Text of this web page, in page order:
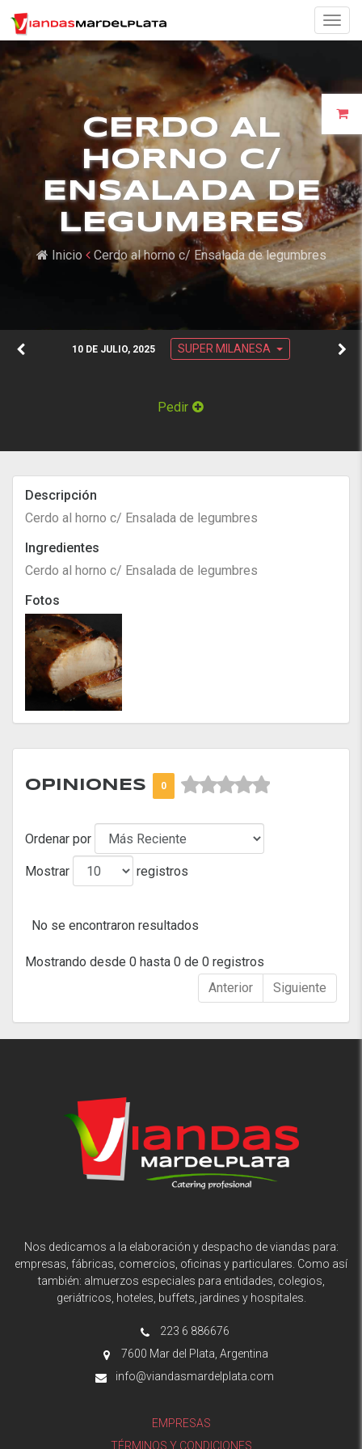
CERDO AL
HORNO C/
ENSALADA DE
LEGUMBRES
Inicio Cerdo al horno c/ Ensalada de legumbres
10 DE JULIO, 2025 SUPER MILANESA
Pedir
Descripción
Cerdo al horno c/ Ensalada de legumbres
Ingredientes
Cerdo al horno c/ Ensalada de legumbres
Fotos
OPINIONES 0 


Ordenar por
Mostrar registros
No se encontraron resultados
Mostrando desde 0 hasta 0 de 0 registros
Anterior
Siguiente
Nos dedicamos a la elaboración y despacho de viandas para:
empresas, fábricas, comercios, oficinas y particulares. Como así
también: almuerzos especiales para entidades, colegios,
geriátricos, hoteles, buffets, jardines y hospitales.
223 6 886676
7600 Mar del Plata, Argentina
info@viandasmardelplata.com
EMPRESAS
TÉRMINOS Y CONDICIONES